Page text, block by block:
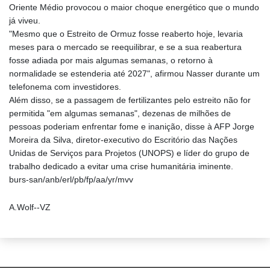
Oriente Médio provocou o maior choque energético que o mundo
já viveu.
"Mesmo que o Estreito de Ormuz fosse reaberto hoje, levaria
meses para o mercado se reequilibrar, e se a sua reabertura
fosse adiada por mais algumas semanas, o retorno à
normalidade se estenderia até 2027", afirmou Nasser durante um
telefonema com investidores.
Além disso, se a passagem de fertilizantes pelo estreito não for
permitida "em algumas semanas", dezenas de milhões de
pessoas poderiam enfrentar fome e inanição, disse à AFP Jorge
Moreira da Silva, diretor-executivo do Escritório das Nações
Unidas de Serviços para Projetos (UNOPS) e líder do grupo de
trabalho dedicado a evitar uma crise humanitária iminente.
burs-san/anb/erl/pb/fp/aa/yr/mvv
A.Wolf--VZ